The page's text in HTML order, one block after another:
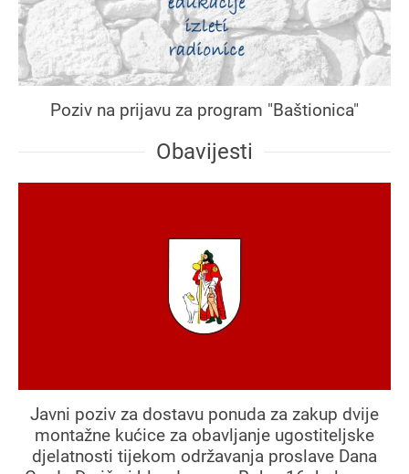
Poziv na prijavu za program "Baštionica"
Obavijesti
Javni poziv za dostavu ponuda za zakup dvije
montažne kućice za obavljanje ugostiteljske
djelatnosti tijekom održavanja proslave Dana